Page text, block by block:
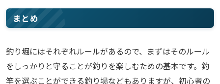
まとめ
釣り堀にはそれぞれルールがあるので、まずはそのルール
をしっかりと守ることが釣りを楽しむための基本です。釣
竿を選ぶことができる釣り場などもありますが、初心者の